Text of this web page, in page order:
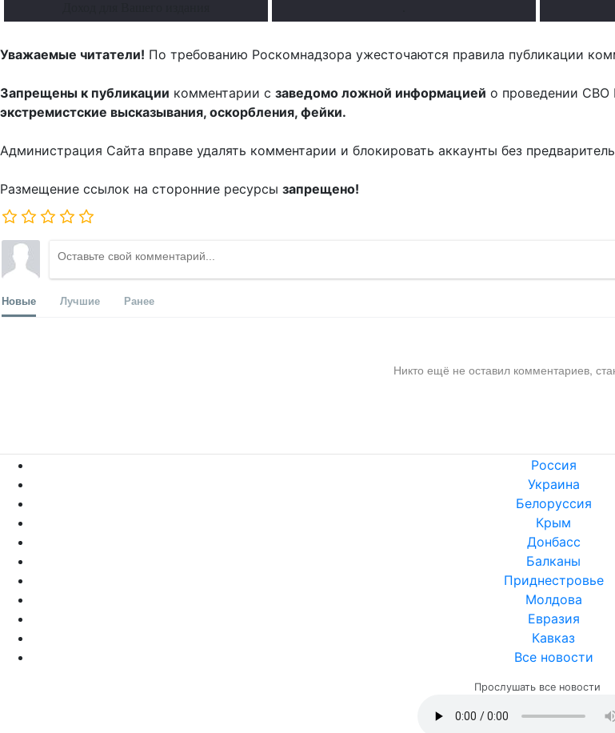
Уважаемые читатели! По требованию Роскомнадзора ужесточаются правила публикации
Запрещены к публикации комментарии с заведомо ложной информацией о проведении СВО
экстремистские высказывания, оскорбления, фейки.
Администрация Сайта вправе удалять комментарии и блокировать аккаунты без
Размещение ссылок на сторонние ресурсы запрещено!
Новые Лучшие Ранее
Никто ещё не оставил комментариев,
Россия
Украина
Белоруссия
Крым
Донбасс
Балканы
Приднестровье
Молдова
Евразия
Кавказ
Все новости
Прослушать все новости